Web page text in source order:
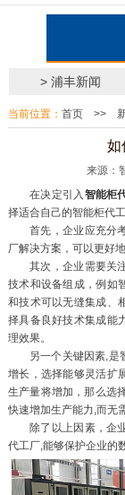
> 浦丰新闻
当前位置： 首页>>
如
来源
在决定引入 智能柜
择适合自己的智能柜代工
首先，企业应充分
厂解决方案，可以更好
其次，企业需要关
技术和设备组成，例如
和技术可以无缝集成、
择具备良好技术集成能
理效果。
另一个关键因素,是
增长，选择能够灵活扩
生产量将增加，那么选
快速增加生产能力,而无
除了以上因素，企
代工厂,能够保护企业的